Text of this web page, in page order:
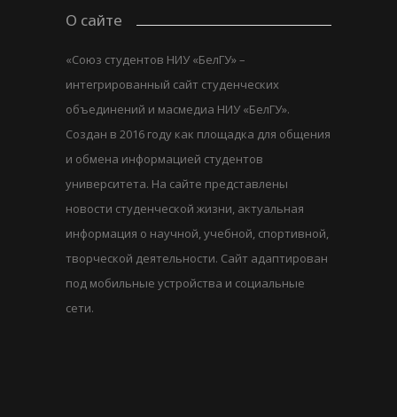
О сайте
«Союз студентов НИУ «БелГУ» –
интегрированный сайт студенческих
объединений и масмедиа НИУ «БелГУ».
Создан в 2016 году как площадка для общения
и обмена информацией студентов
университета. На сайте представлены
новости студенческой жизни, актуальная
информация о научной, учебной, спортивной,
творческой деятельности. Сайт адаптирован
под мобильные устройства и социальные
сети.